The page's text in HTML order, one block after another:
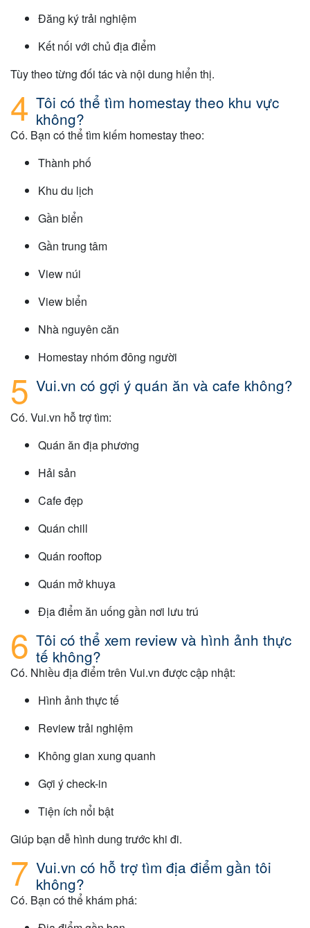
Đăng ký trải nghiệm
Kết nối với chủ địa điểm
Tùy theo từng đối tác và nội dung hiển thị.
Tôi có thể tìm homestay theo khu vực
không?
Có. Bạn có thể tìm kiếm homestay theo:
Thành phố
Khu du lịch
Gần biển
Gần trung tâm
View núi
View biển
Nhà nguyên căn
Homestay nhóm đông người
Vui.vn có gợi ý quán ăn và cafe không?
Có. Vui.vn hỗ trợ tìm:
Quán ăn địa phương
Hải sản
Cafe đẹp
Quán chill
Quán rooftop
Quán mở khuya
Địa điểm ăn uống gần nơi lưu trú
Tôi có thể xem review và hình ảnh thực
tế không?
Có. Nhiều địa điểm trên Vui.vn được cập nhật:
Hình ảnh thực tế
Review trải nghiệm
Không gian xung quanh
Gợi ý check-in
Tiện ích nổi bật
Giúp bạn dễ hình dung trước khi đi.
Vui.vn có hỗ trợ tìm địa điểm gần tôi
không?
Có. Bạn có thể khám phá: